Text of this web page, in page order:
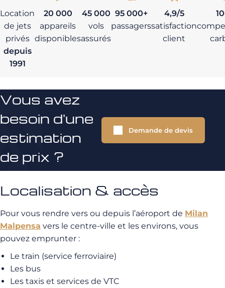
Location
de jets
privés
depuis
1991
20 000
appareils
disponibles
45 000
vols
assurés
95 000+
passagers
4,9/5
satisfaction
client
Vous avez
besoin d'une
estimation
de prix ?
Demande de devis
Localisation & accès
Pour vous rendre vers ou depuis l’aéroport de Milan
Malpensa vers le centre-ville et les environs, vous
pouvez emprunter :
Le train (service ferroviaire)
Les bus
Les taxis et services de VTC